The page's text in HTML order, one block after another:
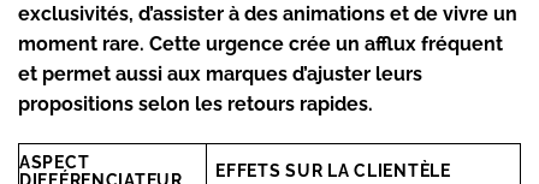
exclusivités, d’assister à des animations et de vivre un
moment rare. Cette urgence crée un afflux fréquent
et permet aussi aux marques d’ajuster leurs
propositions selon les retours rapides.
ASPECT
EFFETS SUR LA CLIENTÈLE